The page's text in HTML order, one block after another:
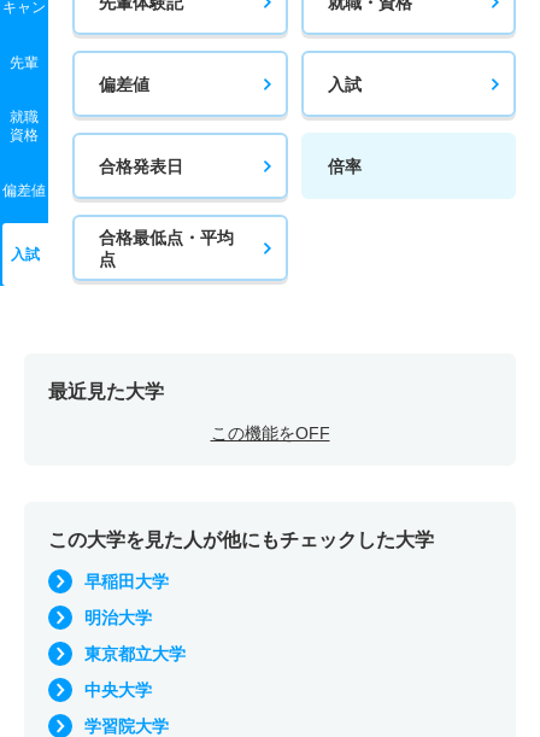
キャン
先輩
就職
資格
偏差値
入試
偏差値 入試
合格発表日 倍率
合格最低点・平均
点
最近見た大学
この機能をOFF
この大学を見た人が他にもチェックした大学
早稲田大学
明治大学
東京都立大学
中央大学
学習院大学